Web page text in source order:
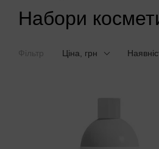
Набори
Фільтр Ціна, грн